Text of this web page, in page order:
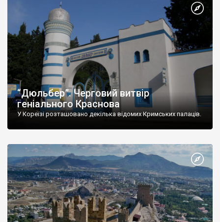
“Дюльбер”. Черговий витвір
геніального Краснова
У Кореїзі розташовано декілька відомих Кримських палаців.